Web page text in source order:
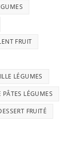
FRUIT
LÉGUMES
PÂTES LÉGUMES
FRUITÉ